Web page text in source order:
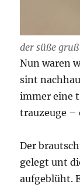
der süße
Nun waren
sint
immer eine
trauzeuge –
Der
gelegt unt
aufgeblüht.